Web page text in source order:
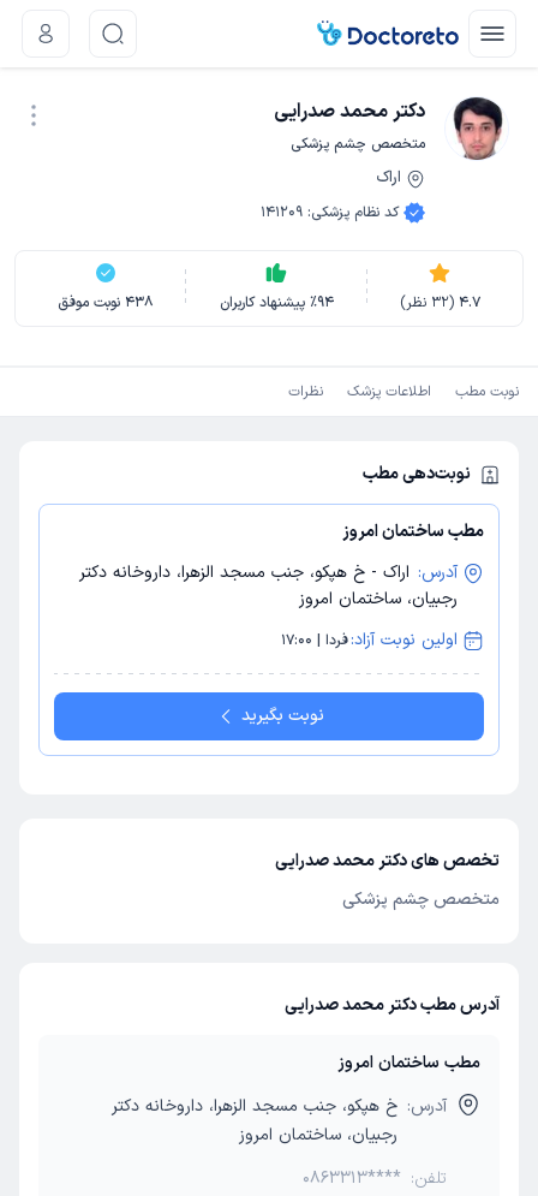
دکتر محمد صدرایی
متخصص چشم پزشکی
اراک
کد نظام پزشکی:
141209
4.7
(
32 نظر) ٪94 پیشنهاد کاربران 438 نوبت موفق
نوبت مطب اطلاعات پزشک نظرات
نوبت‌دهی مطب
مطب ساختمان امروز
آدرس: اراک - خ هپکو، جنب مسجد الزهرا، داروخانه دکتر
رجبیان، ساختمان امروز
اولین نوبت آزاد:فردا | 17:00
نوبت بگیرید
تخصص های دکتر محمد صدرایی
متخصص چشم پزشکی
آدرس مطب دکتر محمد صدرایی
مطب ساختمان امروز
آدرس: خ هپکو، جنب مسجد الزهرا، داروخانه دکتر
رجبیان، ساختمان امروز
تلفن: 0863313****